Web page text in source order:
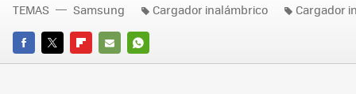
FACEBOOK
TWITTERFLIPBOARD
E-
WHATSAPP
TEMAS Samsung Cargador inalámbrico Cargador